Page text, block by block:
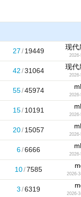
27/ 19449 现代
42/31064 现代
55/45974
15/ 10191
20/ 15057
6/6666
10/7585
2026-
3/6319
2026-